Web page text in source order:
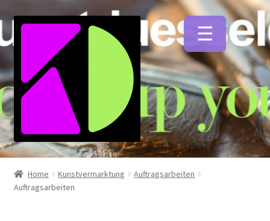
Zur
Zum
Künstlerfarben
Home Kunstvermarktung
Auftragsarbeiten
Auftragsarbeiten